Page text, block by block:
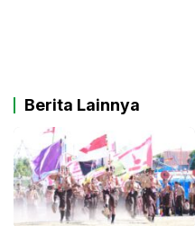
Berita Lainnya